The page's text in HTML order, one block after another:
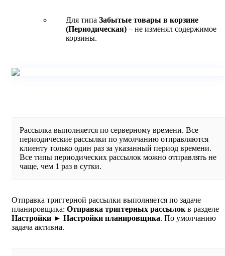
Для типа Забытые товары в корзине
(Периодическая) – не изменял содержимое
корзины.
Рассылка выполняется по серверному времени. Все
периодические рассылки по умолчанию отправляются
клиенту только один раз за указанный период времени.
Все типы периодических рассылок можно отправлять не
чаще, чем 1 раз в сутки.
Отправка триггерной рассылки выполняется по задаче
планировщика: Отправка триггерных рассылокв разделе
Настройки ► Настройки планировщика. По умолчанию
задача активна.